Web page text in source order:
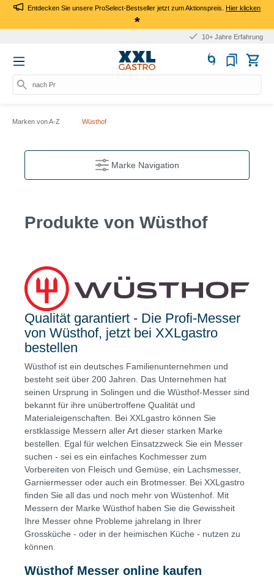
Entdecken Sie unsere ProSelect-Bestseller jetzt zum Aktionspreis.Hier klicken
*
nach Produkt
Marken von A-Z Wüsthof
Marke Navigation
Produkte von Wüsthof
Qualität garantiert - Die Profi-Messer
von Wüsthof, jetzt bei XXLgastro
bestellen
Wüsthof ist ein deutsches Familienunternehmen und
besteht seit über 200 Jahren. Das Unternehmen hat
seinen Ursprung in Solingen und die Wüsthof-Messer sind
bekannt für ihre unübertroffene Qualität und
Materialeigenschaften. Bei XXLgastro können Sie
erstklassige Messern aller Art dieser starken Marke
bestellen. Egal für welchen Einsatzzweck Sie ein Messer
suchen - sei es ein einfaches Kochmesser zum
Vorbereiten von Fleisch und Gemüse, ein Lachsmesser,
Garniermesser oder auch ein Brotmesser. Bei XXLgastro
finden Sie all das und noch mehr von Wüstenhof. Mit
Messern der Marke Wüsthof haben Sie die Gewissheit
Ihre Messer ohne Probleme jahrelang in Ihrer
Grossküche - oder in der heimischen Küche - nutzen zu
können.
Wüsthof Messer online kaufen